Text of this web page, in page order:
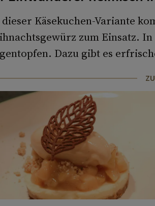
dieser Käsekuchen-Variante
zum Einsatz.
Dazu gibt es